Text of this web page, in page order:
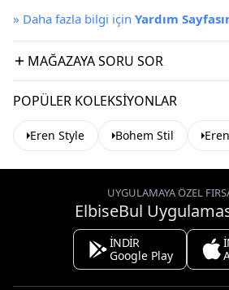
» Daha fazla bilgi için Yardım
MAĞAZAYA SORU SOR
POPÜLER KOLEKSIYONLAR
Eren Style Bohem Stil
UYGULAMAYA ÖZEL
ElbiseBul
İNDİR
Google Play